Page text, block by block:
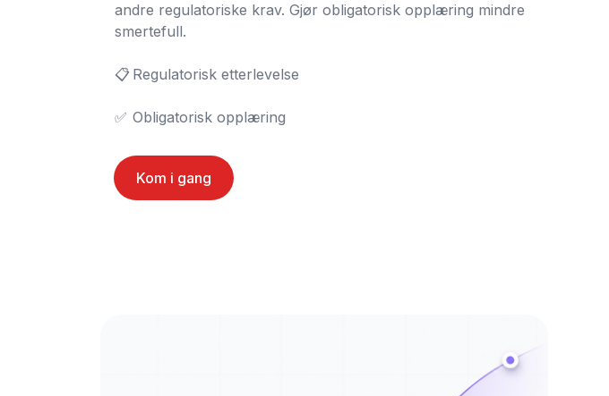
andre regulatoriske krav. Gjør obligatorisk opplæring mindre
smertefull.
📋	Regulatorisk etterlevelse
✅	Obligatorisk opplæring
Kom i gang